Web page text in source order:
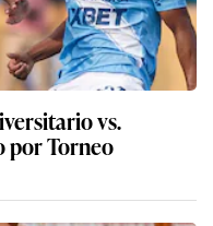
vs.
por Torneo